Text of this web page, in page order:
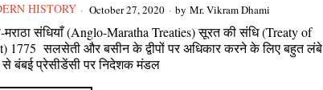
HISTORY October 27, 2020 by Mr. Vikram Dhami
संधियाँ (Anglo-Maratha Treaties) सूरत की संधि (Treaty of
1775 सलसेती और बसीन के द्वीपों पर अधिकार करने के लिए बहुत लंबे
बंबई प्रेसीडेंसी पर निदेशक मंडल